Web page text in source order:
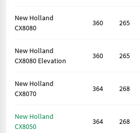
New Holland
CX8080
360 265
New Holland
CX8080 Elevation
360 265
New Holland
CX8070
364 268
New Holland
CX8050
364 268